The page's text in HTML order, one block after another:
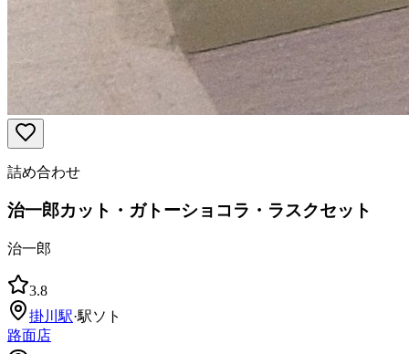
詰め合わせ
治一郎カット・ガトーショコラ・ラスクセット
治一郎
3.8
掛川 駅·駅ソト
路面店